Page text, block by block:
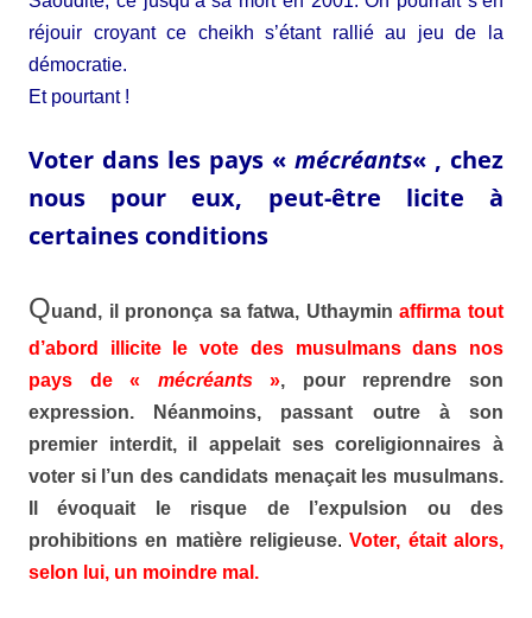
réjouir croyant ce cheikh s’étant rallié au jeu de la
démocratie.
Et pourtant !
Voter dans les pays « mécréants« , chez
nous pour eux, peut-être licite à
certaines conditions
Quand, il prononça sa fatwa, Uthaymin affirma tout
d’abord illicite le vote des musulmans dans nos
pays de « mécréants», pour reprendre son
expression. Néanmoins, passant outre à son
premier interdit, il appelait ses coreligionnaires à
voter si l’un des candidats menaçait les musulmans.
Il évoquait le risque de l’expulsion ou des
prohibitions en matière religieuse. Voter, était alors,
selon lui, un moindre mal.